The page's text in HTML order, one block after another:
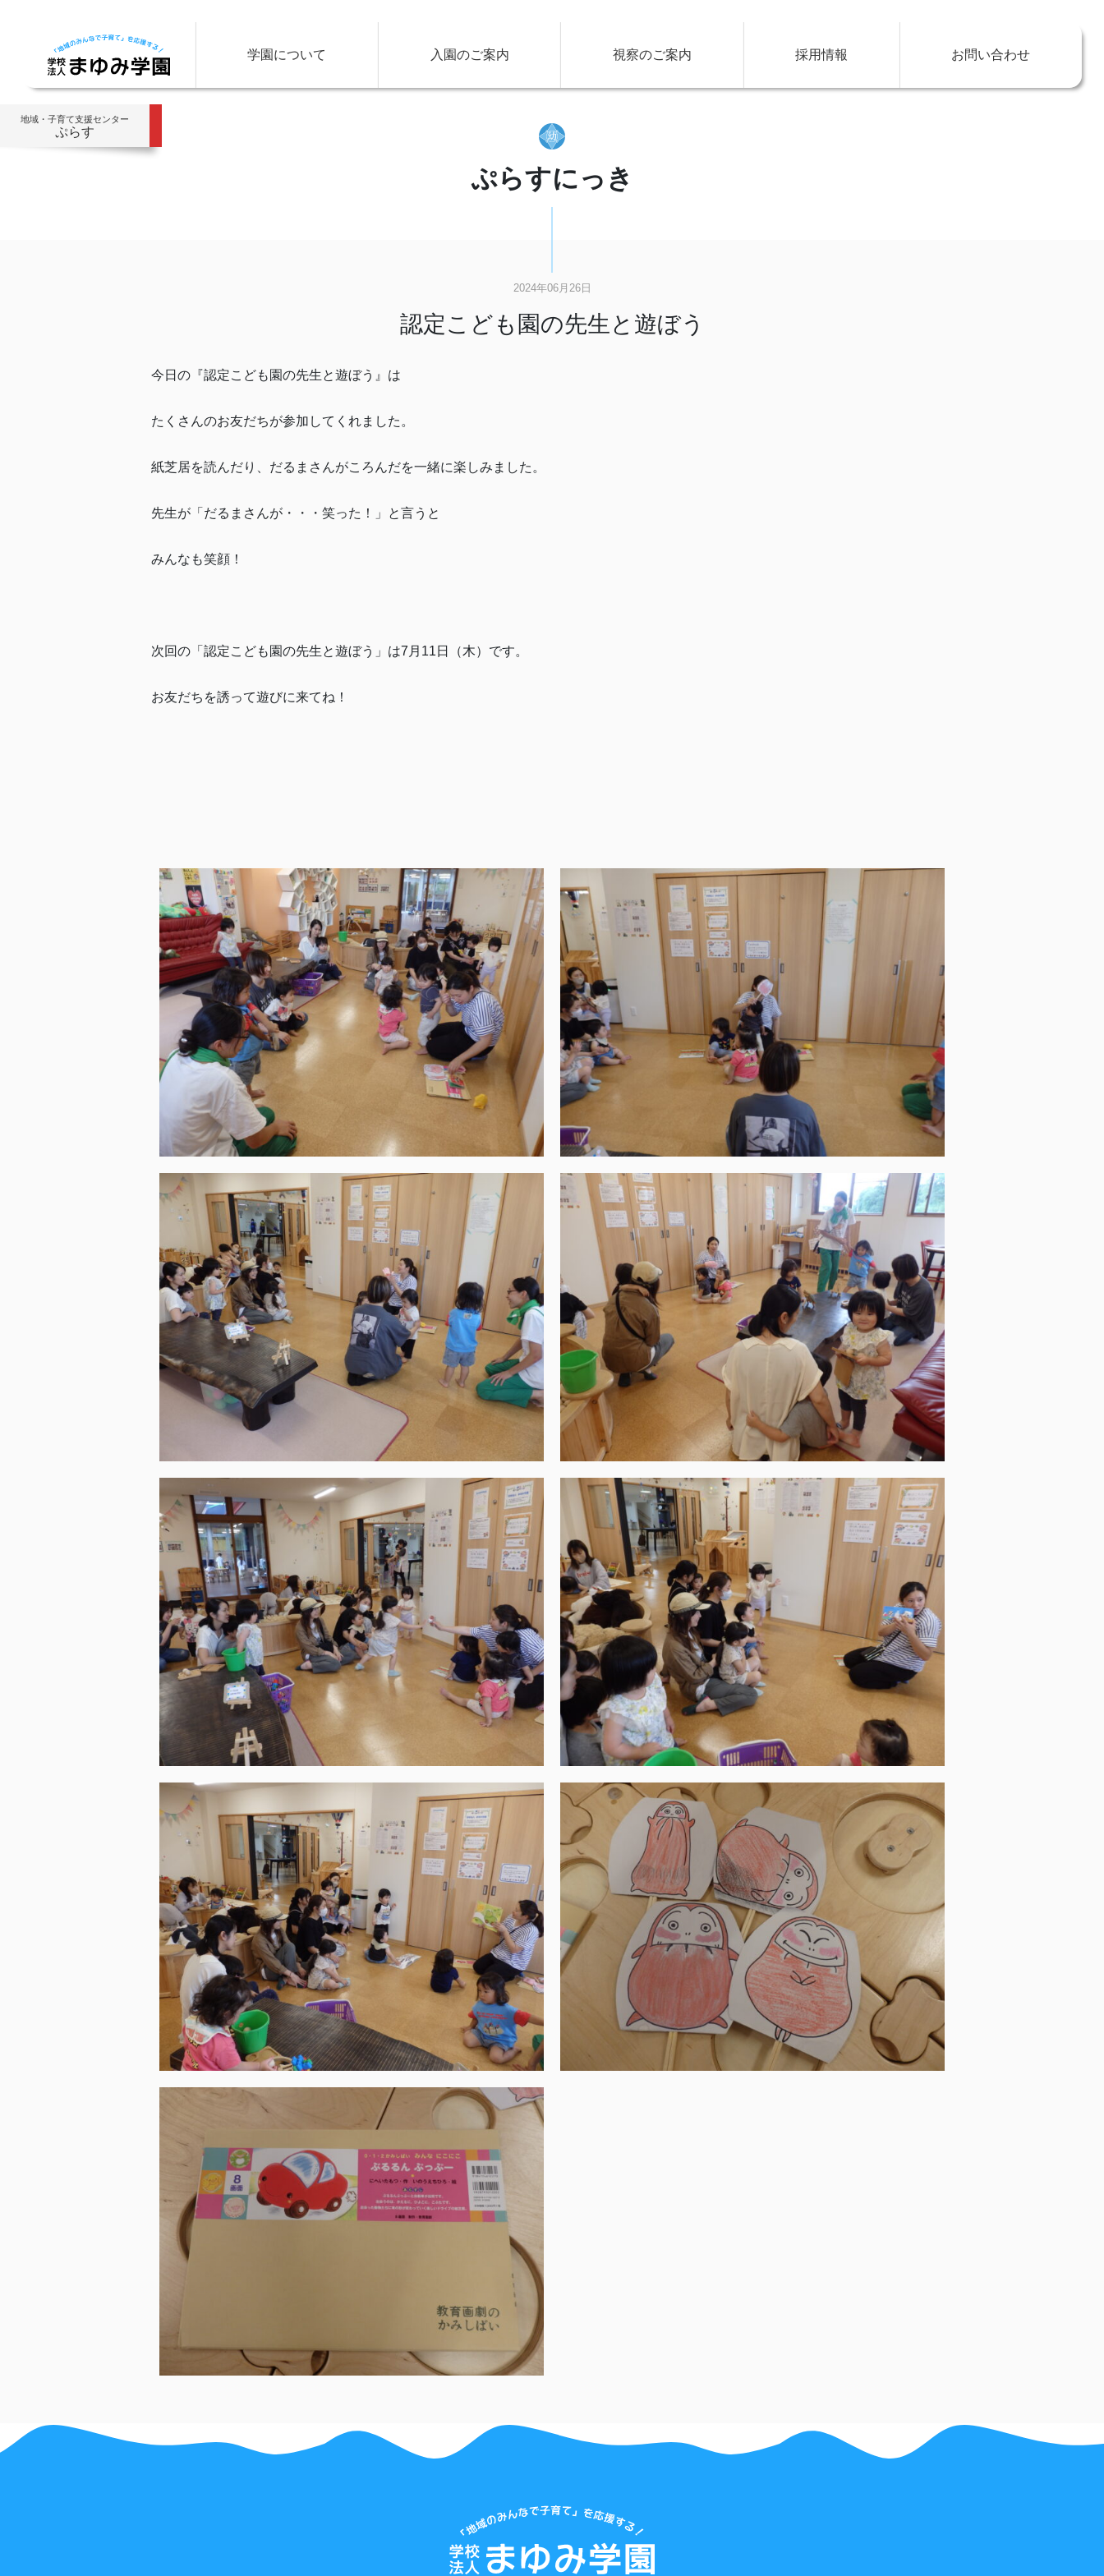
学園について 入園のご案内 視察のご案内 採用情報 お問い合わせ
地域・子育て支援センター
ぷらす
ぷらすにっき
2024年06月26日
認定こども園の先生と遊ぼう
今日の『認定こども園の先生と遊ぼう』は
たくさんのお友だちが参加してくれました。
紙芝居を読んだり、だるまさんがころんだを一緒に楽しみました。
先生が「だるまさんが・・・笑った！」と言うと
みんなも笑顔！
次回の「認定こども園の先生と遊ぼう」は7月11日（木）です。
お友だちを誘って遊びに来てね！